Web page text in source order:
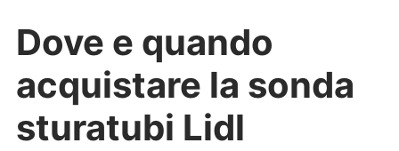
Dove e quando
acquistare la sonda
sturatubi Lidl